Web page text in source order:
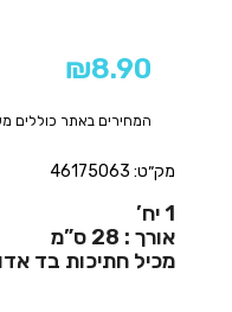
₪8.90
המחירים באתר כוללים
מק״ט: 46175063
1 יח’
אורך : 28 ס”מ
מכיל חתיכות בד